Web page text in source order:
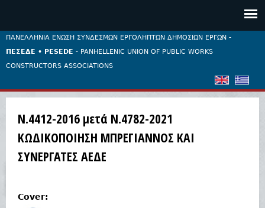
ΠΑΝΕΛΛΗΝΙΑ ΕΝΩΣΗ ΣΥΝΔΕΣΜΩΝ ΕΡΓΟΛΗΠΤΩΝ ΔΗΜΟΣΙΩΝ ΕΡΓΩΝ -
ΠΕΣΕΔΕ • PESEDE - PANHELLENIC UNION OF PUBLIC WORKS
CONSTRUCTORS ASSOCIATIONS
Ν.4412-2016 μετά Ν.4782-2021
ΚΩΔΙΚΟΠΟΙΗΣΗ ΜΠΡΕΓΙΑΝΝΟΣ ΚΑΙ
ΣΥΝΕΡΓΑΤΕΣ ΑΕΔΕ
Cover: